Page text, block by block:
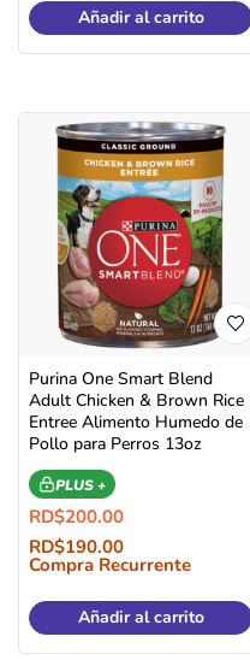
Añadir al carrito
Purina One Smart Blend
Adult Chicken & Brown Rice
Entree Alimento Humedo de
Pollo para Perros 13oz
PLUS +
RD$200.00
RD$190.00
Compra Recurrente
Añadir al carrito